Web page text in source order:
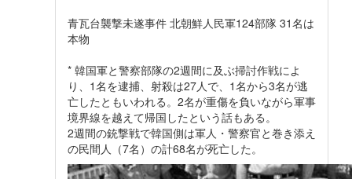
青瓦台襲撃未遂事件 北朝鮮人民軍124部隊 31名は
本物
* 韓国軍と警察部隊の2週間に及ぶ掃討作戦によ
り、1名を逮捕、射殺は27人で、1名から3名が逃
亡したともいわれる。2名が重傷を負いながら軍事
境界線を越えて帰国したという話もある。
2週間の銃撃戦で韓国側は軍人・警察官と巻き添え
の民間人（7名）の計68名が死亡した。